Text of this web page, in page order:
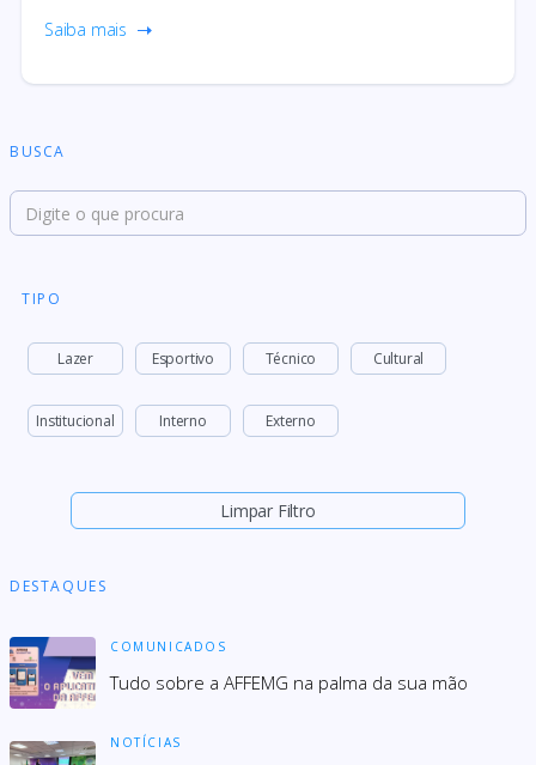
Saiba mais
BUSCA
TIPO
Lazer Esportivo Técnico Cultural
Institucional Interno Externo
Limpar Filtro
DESTAQUES
COMUNICADOS
Tudo sobre a AFFEMG na palma da sua mão
NOTÍCIAS